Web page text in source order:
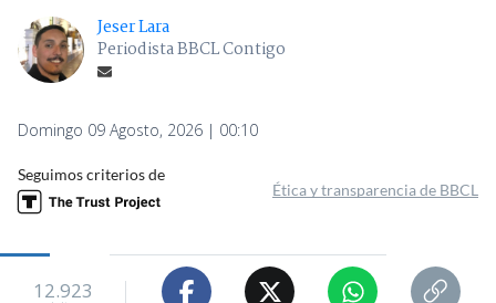
Jeser Lara
Periodista BBCL Contigo
Domingo 09 Agosto, 2026 | 00:10
Seguimos criterios de
Ética y transparencia de BBCL
12.923